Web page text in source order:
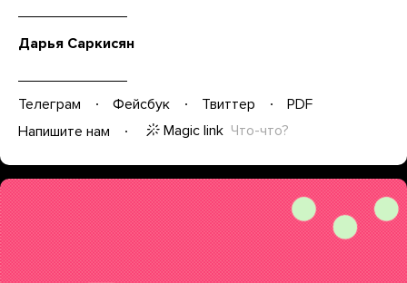
Дарья Саркисян
Телеграм Фейсбук Твиттер
PDF
Напишите нам
Magic link Что-что?